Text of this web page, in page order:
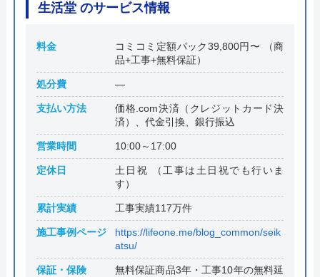
生活堂 のサービス情報
料金
コミコミ定額パック39,800円〜 （商
品+工事+無料保証）
処分費 ―
支払い方法
価格.com決済（クレジットカード決
済）、代金引換、銀行振込
営業時間 10:00～17:00
定休日
土日祝 （工事は土日祝でも行いま
す）
累計実績 工事実績117万件
施工事例ページ
https://lifeone.me/blog_common/seik
atsu/
保証・保険
無料保証商品3年・工事10年の無料延